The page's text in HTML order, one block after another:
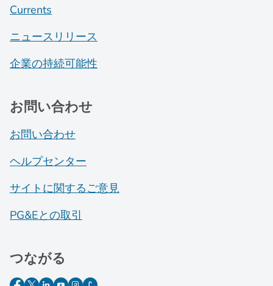
Currents
ニュースリリース
企業の持続可能性
お問い合わせ
お問い合わせ
ヘルプセンター
サイトに関するご意見
PG&Eとの取引
つながる